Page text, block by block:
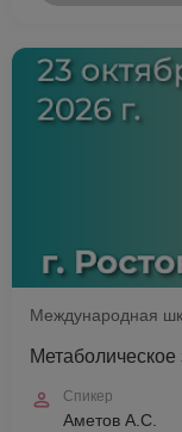
Международная
Метаболическое
Спикер
Аметов А.С.